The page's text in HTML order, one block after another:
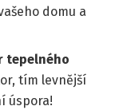
domu a
tepelného
tím levnější
úspora!